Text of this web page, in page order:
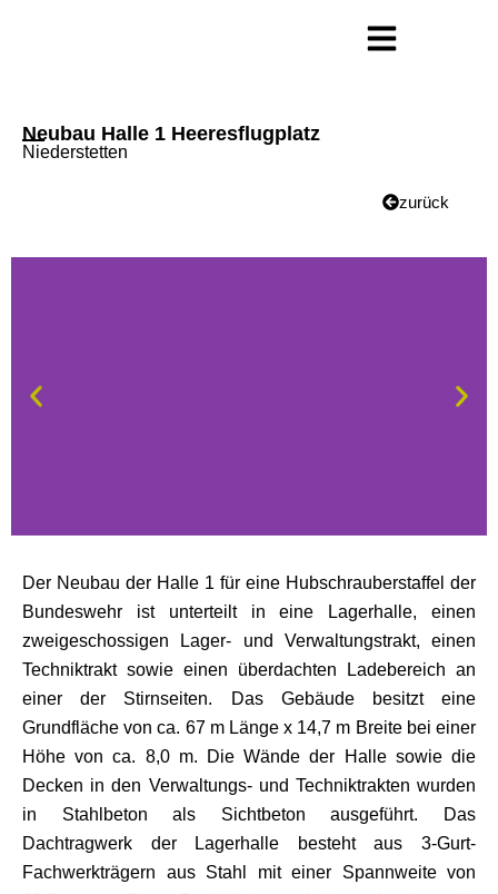
Neubau Halle 1 Heeresflugplatz
Niederstetten
zurück
Der Neubau der Halle 1 für eine Hubschrauberstaffel der
Bundeswehr ist unterteilt in eine Lagerhalle, einen
zweigeschossigen Lager- und Verwaltungstrakt, einen
Techniktrakt sowie einen überdachten Ladebereich an
einer der Stirnseiten. Das Gebäude besitzt eine
Grundfläche von ca. 67 m Länge x 14,7 m Breite bei einer
Höhe von ca. 8,0 m. Die Wände der Halle sowie die
Decken in den Verwaltungs- und Techniktrakten wurden
in Stahlbeton als Sichtbeton ausgeführt. Das
Dachtragwerk der Lagerhalle besteht aus 3-Gurt-
Fachwerkträgern aus Stahl mit einer Spannweite von